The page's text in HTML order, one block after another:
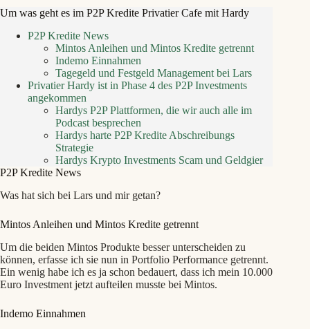
Um was geht es im P2P Kredite Privatier Cafe mit Hardy
P2P Kredite News
Mintos Anleihen und Mintos Kredite getrennt
Indemo Einnahmen
Tagegeld und Festgeld Management bei Lars
Privatier Hardy ist in Phase 4 des P2P Investments
angekommen
Hardys P2P Plattformen, die wir auch alle im
Podcast besprechen
Hardys harte P2P Kredite Abschreibungs
Strategie
Hardys Krypto Investments Scam und Geldgier
P2P Kredite News
Was hat sich bei Lars und mir getan?
Mintos Anleihen und Mintos Kredite getrennt
Um die beiden Mintos Produkte besser unterscheiden zu
können, erfasse ich sie nun in Portfolio Performance getrennt.
Ein wenig habe ich es ja schon bedauert, dass ich mein 10.000
Euro Investment jetzt aufteilen musste bei Mintos.
Indemo Einnahmen